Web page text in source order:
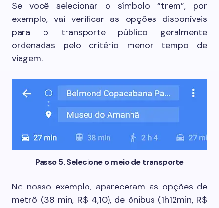
Se você selecionar o símbolo “trem”, por
exemplo, vai verificar as opções disponíveis
para o transporte público geralmente
ordenadas pelo critério menor tempo de
viagem.
Passo 5. Selecione o meio de transporte
No nosso exemplo, apareceram as opções de
metrô (38 min, R$ 4,10), de ônibus (1h12min, R$